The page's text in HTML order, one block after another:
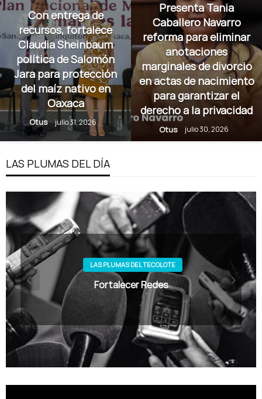
Con entrega de
recursos, fortalece
Claudia Sheinbaum
política de Salomón
Jara para protección
del maíz nativo en
Oaxaca
Otus julio 31, 2026
Presenta Tania
Caballero Navarro
reforma para eliminar
anotaciones
marginales de divorcio
en actas de nacimiento
para garantizar el
derecho a la privacidad
Otus julio 30, 2026
LAS PLUMAS DEL DÍA
LAS PLUMAS DEL TECOLOTE
Fortalecer Redes